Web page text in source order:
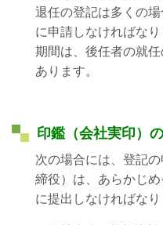
退任の登記は多くの
に申請しなければな
期間は、後任者の就
あります。
印鑑（会社実印）
次の場合には、登記
締役）は、あらかじ
に提出しなければなり